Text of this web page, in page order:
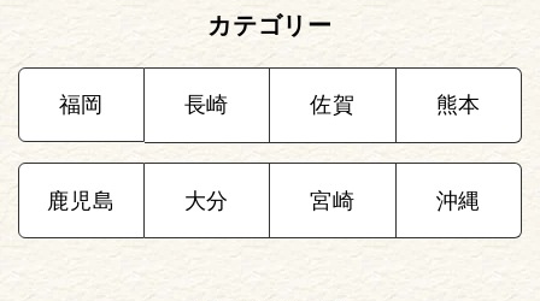
カテゴリー
福岡 長崎 佐賀 熊本
鹿児島 大分 宮崎 沖縄